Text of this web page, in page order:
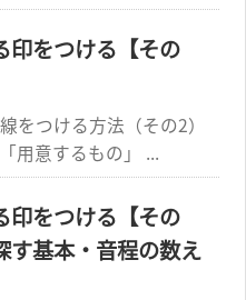
印をつける【その
をつける方法（その2）
用意するもの」 ...
印をつける【その
す基本・音程の数え